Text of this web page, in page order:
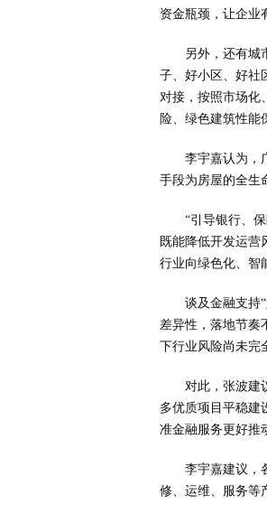
资金瓶颈，让企业
另外，还有城
子、好小区、好社
对接，按照市场化
险、绿色建筑性能
李宇嘉认为，
手段为房屋的全生
“引导银行、
既能降低开发运营
行业向绿色化、智
谈及金融支持
差异性，落地节奏
下行业风险尚未完
对此，张波建
多优质项目平稳建
准金融服务更好推
李宇嘉建议，
修、运维、服务等